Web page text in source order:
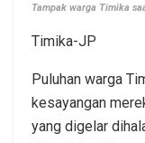
Tampak warga Timika
Timika-JP
Puluhan warga
kesayangan
yang digelar